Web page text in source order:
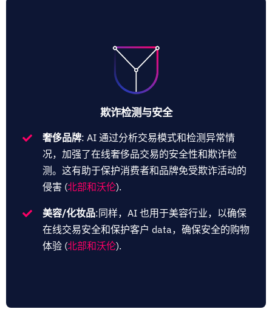
欺诈检测与安全
奢侈品牌: AI 通过分析交易模式和检测异常情
况，加强了在线奢侈品交易的安全性和欺诈检
测。这有助于保护消费者和品牌免受欺诈活动的
侵害 (北部和沃伦).
美容/化妆品:同样，AI 也用于美容行业，以确保
在线交易安全和保护客户 data，确保安全的购物
体验 (北部和沃伦).